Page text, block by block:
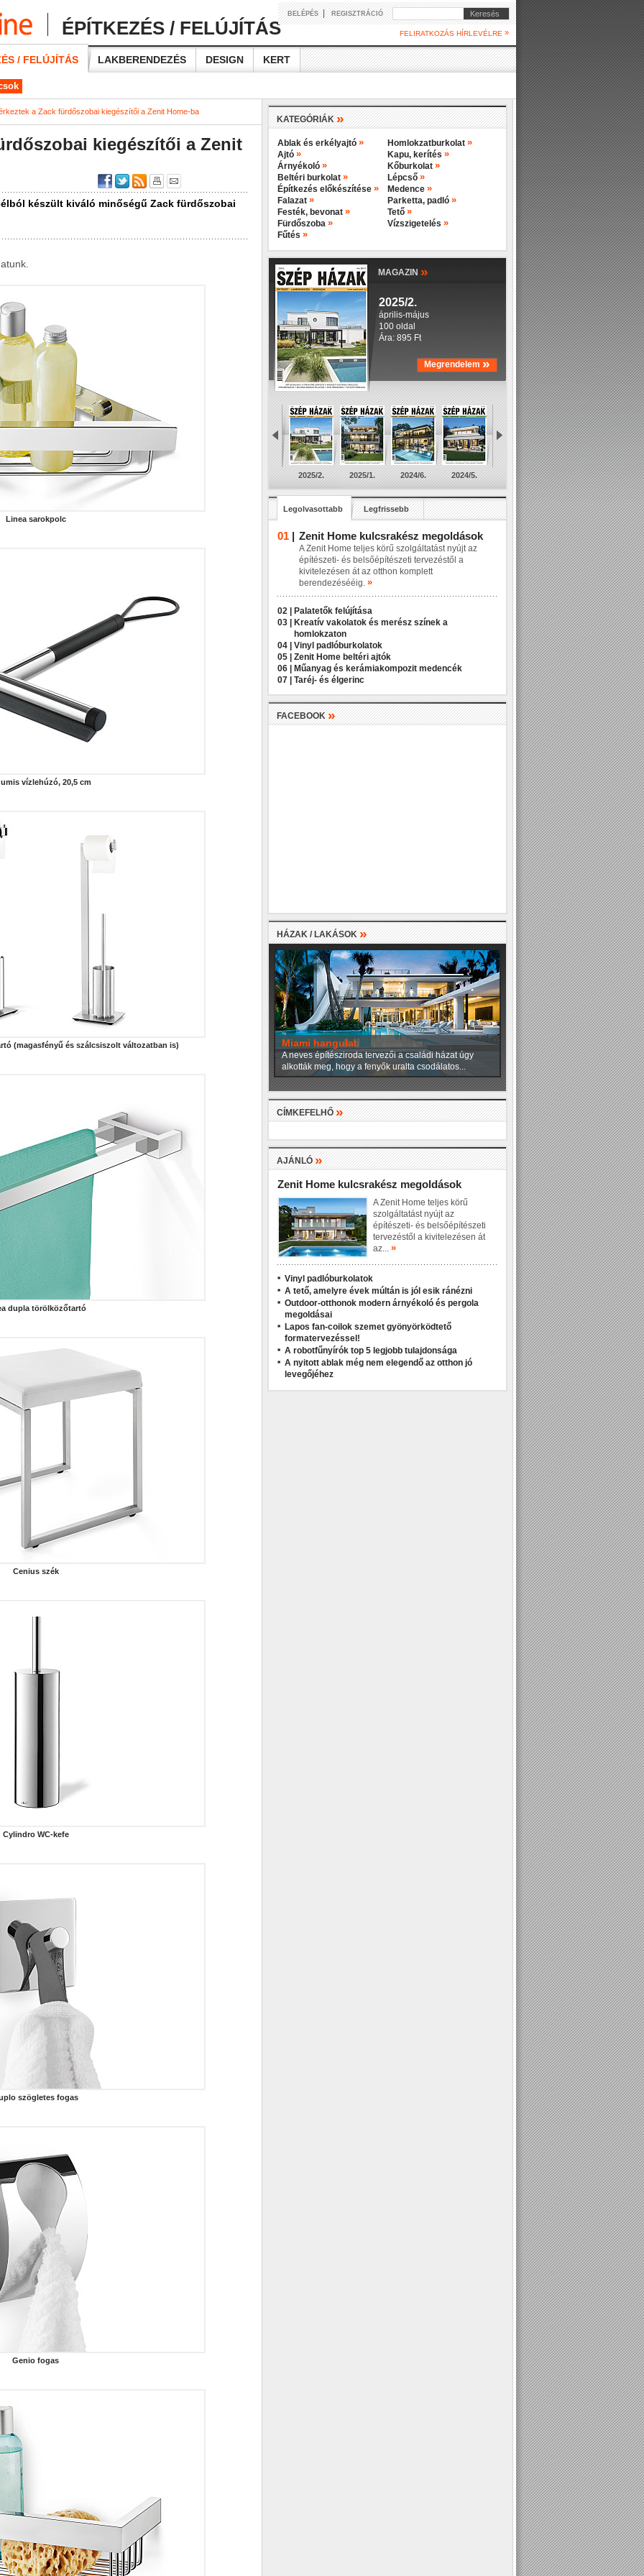
ÉPÍTKEZÉS / FELÚJÍTÁS
BELÉPÉS| REGISZTRÁCIÓ Keresés
FELIRATKOZÁS HÍRLEVÉLRE »
/ FELÚJÍTÁS LAKBERENDEZÉS DESIGN KERT
a Zack fürdőszobai kiegészítői a Zenit Home-ba
kiegészítői a Zenit
készült kiváló minőségű Zack fürdőszobai
Linea sarokpolc
vízlehúzó, 20,5 cm
(magasfényű és szálcsiszolt változatban is)
dupla törölközőtartó
Cenius szék
Cylindro WC-kefe
szögletes fogas
Genio fogas
KATEGÓRIÁK»
Ablak és erkélyajtó »
Ajtó »
Árnyékoló »
Beltéri burkolat »
Építkezés előkészítése »
Falazat »
Festék, bevonat »
Fürdőszoba »
Fűtés »
Homlokzatburkolat »
Kapu, kerítés »
Kőburkolat »
Lépcső »
Medence »
Parketta, padló »
Tető »
Vízszigetelés »
MAGAZIN »
2025/2.
április-május
100 oldal
Ára: 895 Ft
Megrendelem »
2025/2. 2025/1. 2024/6. 2024/5.
Legolvasottabb Legfrissebb
01 | Zenit Home kulcsrakész megoldások
A Zenit Home teljes körű szolgáltatást nyújt az
építészeti- és belsőépítészeti tervezéstől a
kivitelezésen át az otthon komplett
berendezésééig. »
02 |
Palatetők felújítása
03 |
Kreatív vakolatok és merész színek a
homlokzaton
04 |
Vinyl padlóburkolatok
05 |
Zenit Home beltéri ajtók
06 |
Műanyag és kerámiakompozit medencék
07 |
Taréj- és élgerinc
FACEBOOK»
HÁZAK / LAKÁSOK »
Miami hangulat
A neves építésziroda tervezői a családi házat úgy
alkották meg, hogy a fenyők uralta csodálatos...
CÍMKEFELHŐ»
AJÁNLÓ»
Zenit Home kulcsrakész megoldások
A Zenit Home teljes körű
szolgáltatást nyújt az
építészeti- és belsőépítészeti
tervezéstől a kivitelezésen át
az... »
Vinyl padlóburkolatok
A tető, amelyre évek múltán is jól esik ránézni
Outdoor-otthonok modern árnyékoló és pergola
megoldásai
Lapos fan-coilok szemet gyönyörködtető
formatervezéssel!
A robotfűnyírók top 5 legjobb tulajdonsága
A nyitott ablak még nem elegendő az otthon jó
levegőjéhez